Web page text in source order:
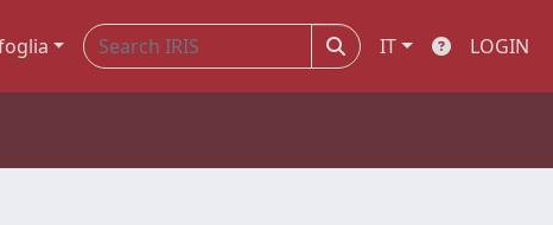
IT LOGIN